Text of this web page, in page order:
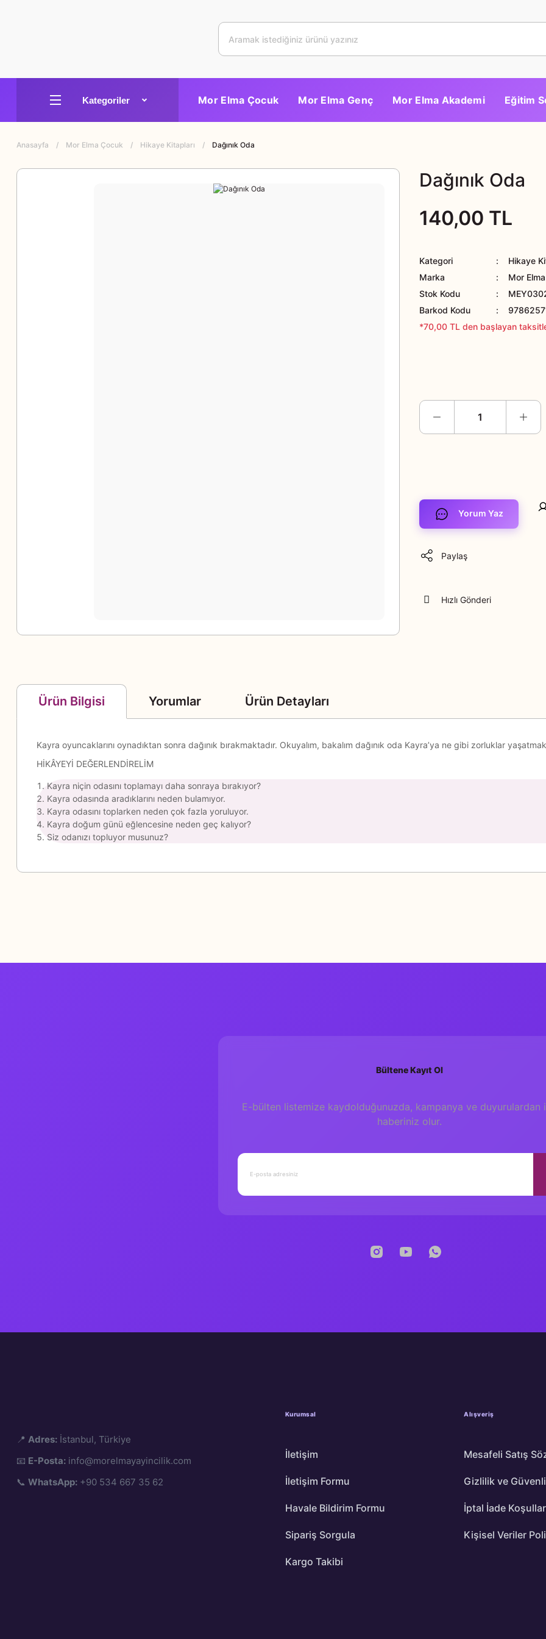
Mor Elma Çocuk Mor Elma Genç Mor Elma Akademi Eğitim
Anasayfa Mor Elma Çocuk Hikaye Kitapları Dağınık Oda
Dağınık Oda
140,00 TL
Kategori
Hikaye
Marka
Mor Elma
Stok Kodu
Barkod Kodu
*70,00 TL den başlayan
Yorum Yaz
Paylaş
Hızlı Gönderi
Ürün Bilgisi Yorumlar Ürün Detayları
Kayra oyuncaklarını oynadıktan sonra dağınık bırakmaktadır. Okuyalım, bakalım dağınık oda Kayra’ya ne gibi zorluklar
HİKÂYEYİ DEĞERLENDİRELİM
Kayra niçin odasını toplamayı daha sonraya bırakıyor?
Kayra odasında aradıklarını neden bulamıyor.
Kayra odasını toplarken neden çok fazla yoruluyor.
Kayra doğum günü eğlencesine neden geç kalıyor?
Siz odanızı topluyor musunuz?
Bültene Kayıt Ol
E-bülten listemize kaydolduğunuzda, kampanya ve duyurulardan
haberiniz olur.
📍 Adres: İstanbul, Türkiye
📧 E-Posta: info@morelmayayincilik.com
📞 WhatsApp: +90 534 667 35 62
Kurumsal
İletişim
İletişim Formu
Havale Bildirim Formu
Sipariş Sorgula
Kargo Takibi
Alışveriş
Mesafeli Satış
Gizlilik ve
İptal İade
Kişisel Veriler